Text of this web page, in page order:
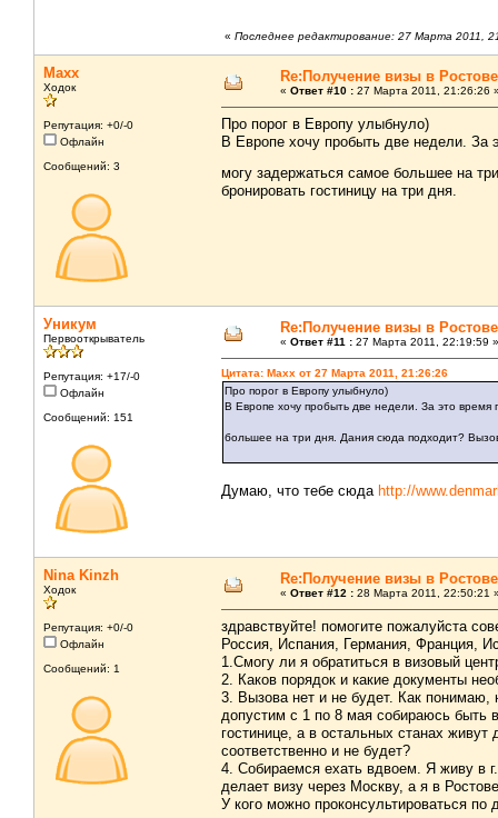
« Последнее редактирование: 27 Марта 2011,
Maxx
Ходок
Репутация: +0/-0
Офлайн
Сообщений: 3
Re:Получение визы в
« Ответ #10 : 27 Марта 2011, 21:26:26
Про порог в Европу улыбнуло)
В Европе хочу пробыть две недели. За
могу задержаться самое большее на
бронировать гостиницу на три дня.
Уникум
Первооткрыватель
Репутация: +17/-0
Офлайн
Сообщений: 151
Re:Получение визы в
« Ответ #11 : 27 Марта 2011, 22:19:59 »
Цитата: Maxx от 27 Марта 2011, 21:26:26
Про порог в Европу улыбнуло)
В Европе хочу пробыть две недели. За это
большее на три дня. Дания сюда подходит?
Думаю, что тебе сюда http://
Nina Kinzh
Ходок
Репутация: +0/-0
Офлайн
Сообщений: 1
Re:Получение визы в
« Ответ #12 : 28 Марта 2011, 22:50:21
здравствуйте! помогите пожалуйста
Россия, Испания, Германия, Франция,
1.Смогу ли я обратиться в визовый
2. Каков порядок и какие документы
3. Вызова нет и не будет. Как понимаю,
допустим с 1 по 8 мая собираюсь быть
гостинице, а в остальных станах
соответственно и не будет?
4. Собираемся ехать вдвоем. Я живу в
делает визу через Москву, а я в
У кого можно проконсультироваться